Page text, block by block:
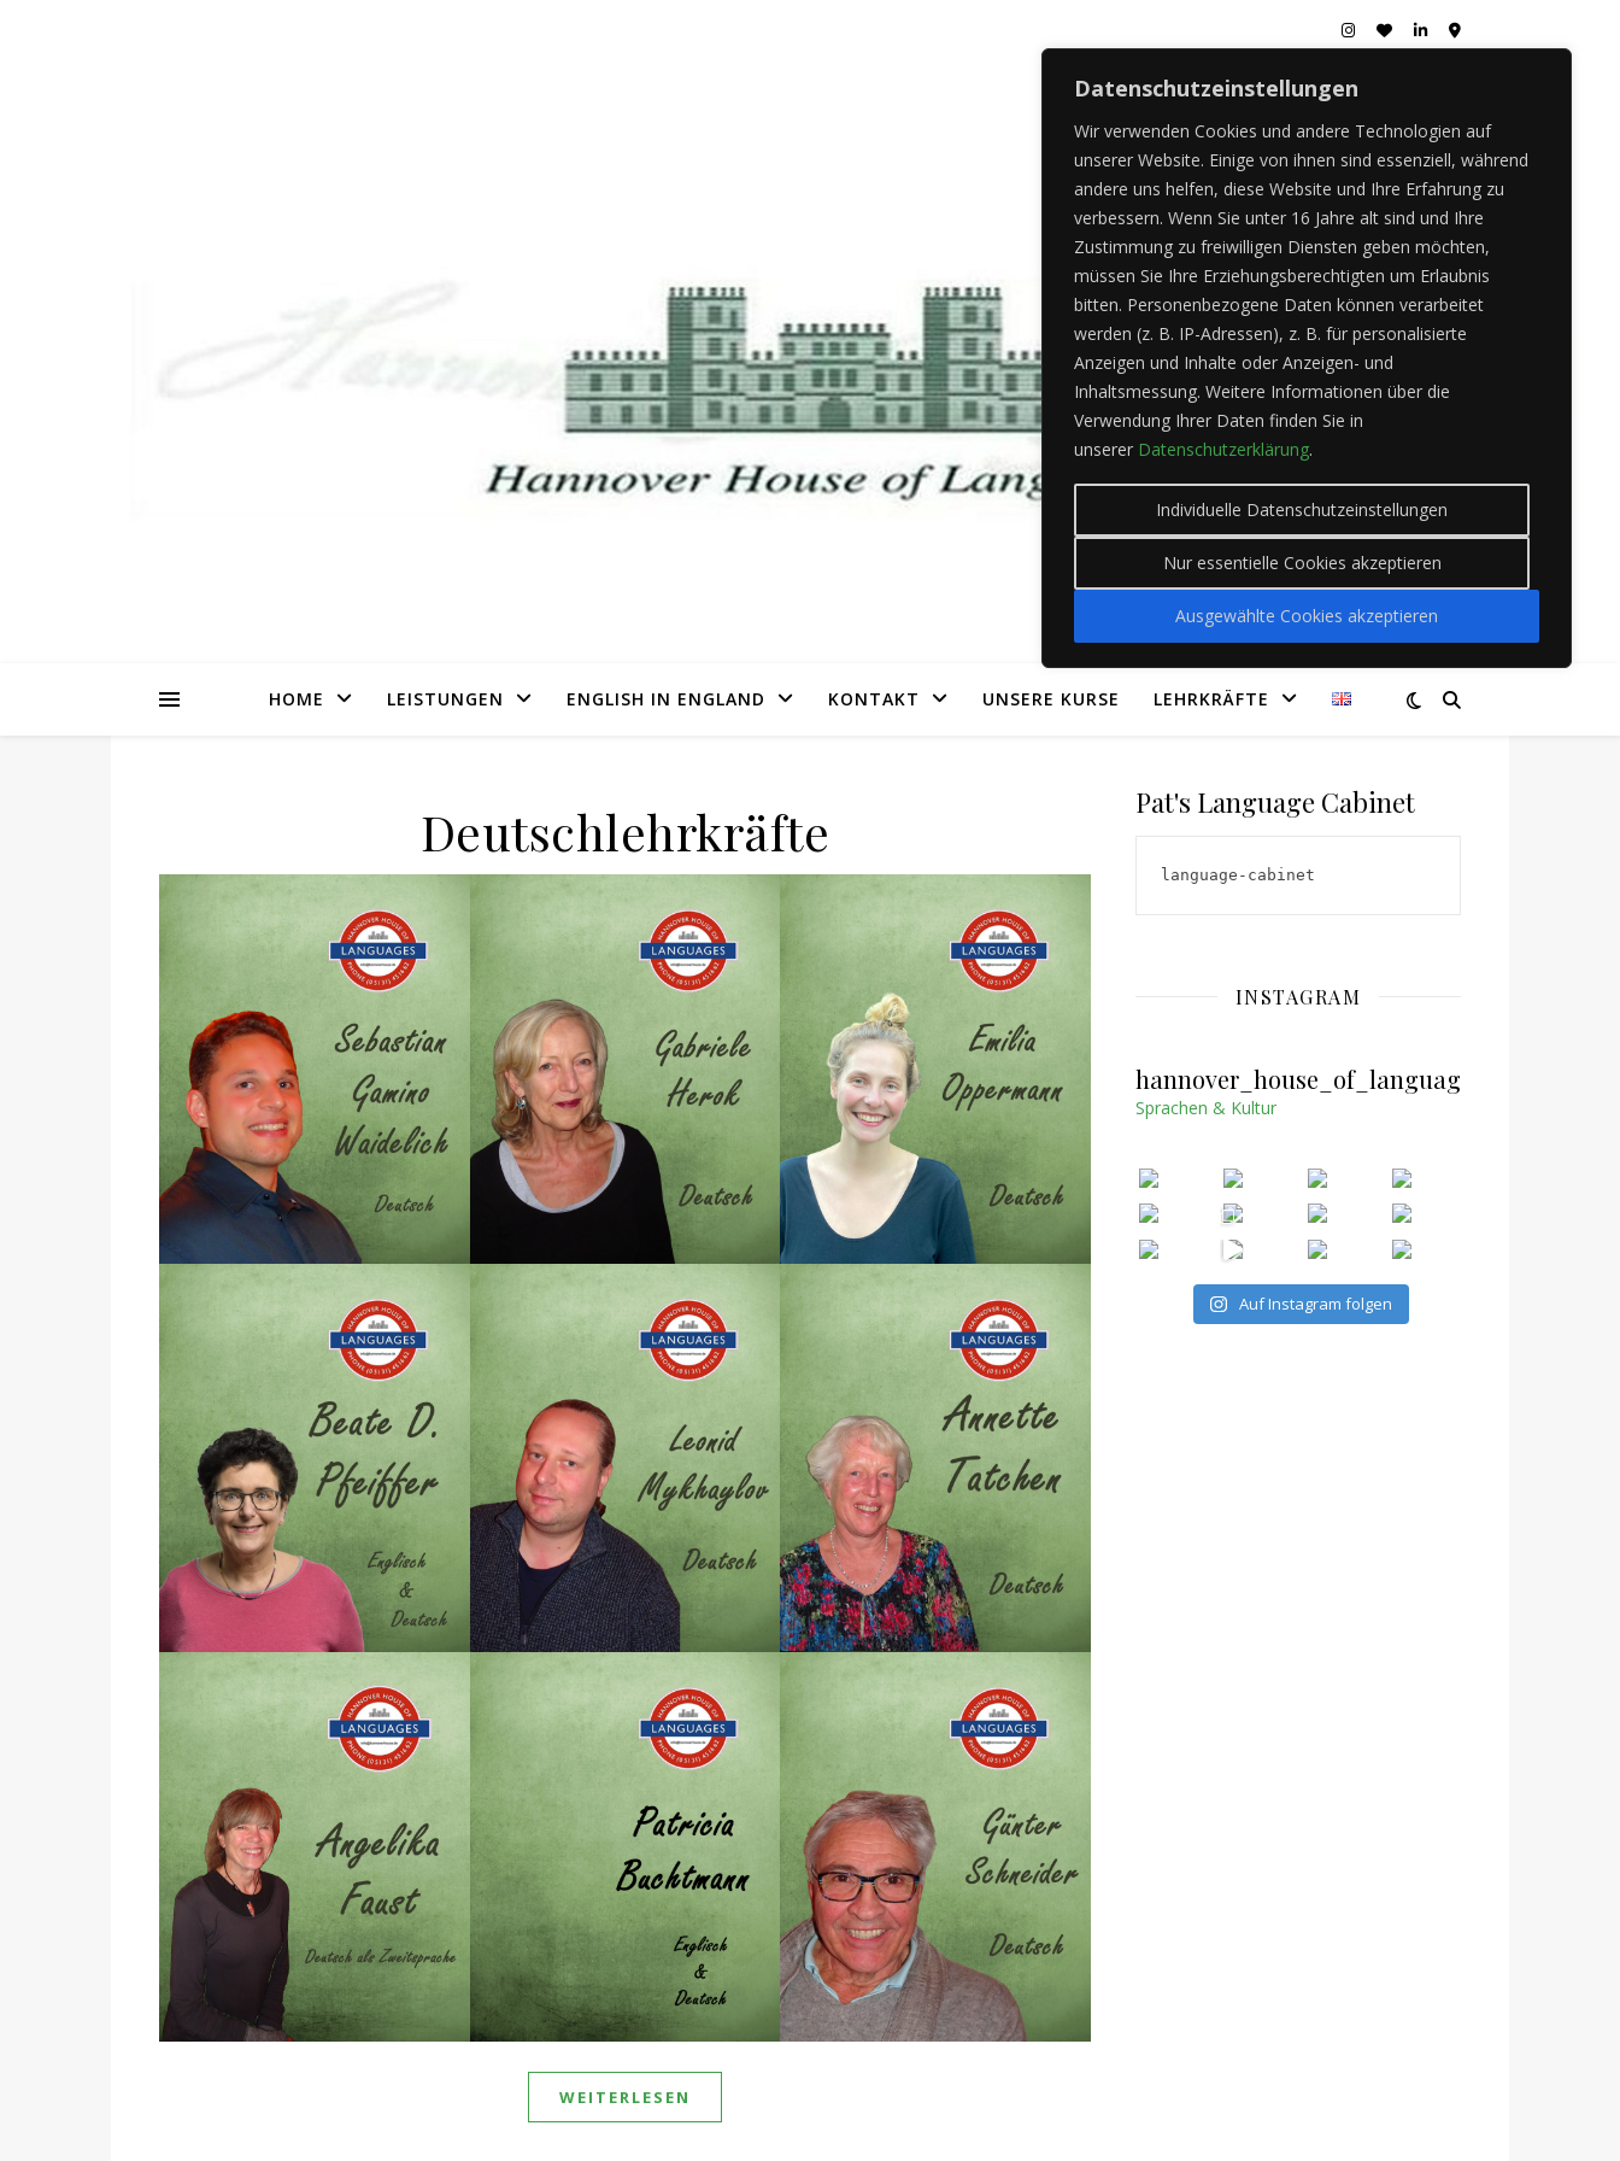
Datenschutzeinstellungen
Wir verwenden Cookies und andere Technologien auf
unserer Website. Einige von ihnen sind essenziell, während
andere uns helfen, diese Website und Ihre Erfahrung zu
verbessern. Wenn Sie unter 16 Jahre alt sind und Ihre
Zustimmung zu freiwilligen Diensten geben möchten,
müssen Sie Ihre Erziehungsberechtigten um Erlaubnis
bitten. Personenbezogene Daten können verarbeitet
werden (z. B. IP-Adressen), z. B. für personalisierte
Anzeigen und Inhalte oder Anzeigen- und
Inhaltsmessung. Weitere Informationen über die
Verwendung Ihrer Daten finden Sie in
unserer Datenschutzerklärung.
Individuelle Datenschutzeinstellungen
Nur essentielle Cookies akzeptieren
Ausgewählte Cookies akzeptieren
HOME LEISTUNGEN ENGLISH IN ENGLAND KONTAKT UNSERE KURSE LEHRKRÄFTE
Deutschlehrkräfte
WEITERLESEN
Pat's Language Cabinet
language-cabinet
INSTAGRAM
hannover_house_of_languages
Sprachen & Kultur
Auf Instagram folgen